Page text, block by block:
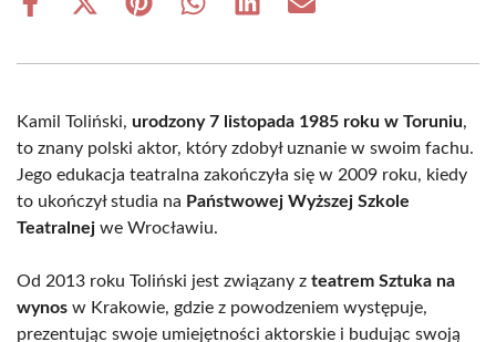
Share
Share
(Twitter)
Share Share Share Share
Kamil Toliński, urodzony 7 listopada 1985 roku w Toruniu,
to znany polski aktor, który zdobył uznanie w swoim fachu.
Jego edukacja teatralna zakończyła się w 2009 roku, kiedy
to ukończył studia na Państwowej Wyższej Szkole
Teatralnej we Wrocławiu.
Od 2013 roku Toliński jest związany z teatrem Sztuka na
wynos w Krakowie, gdzie z powodzeniem występuje,
prezentując swoje umiejętności aktorskie i budując swoją